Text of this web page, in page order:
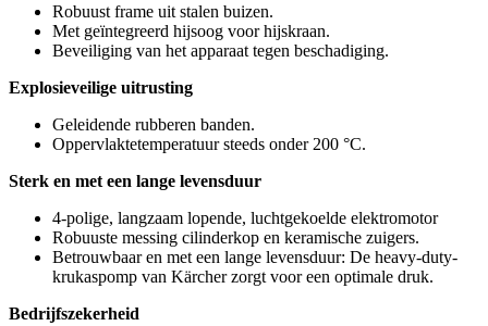
Robuust frame uit stalen buizen.
Met geïntegreerd hijsoog voor hijskraan.
Beveiliging van het apparaat tegen beschadiging.
Explosieveilige uitrusting
Geleidende rubberen banden.
Oppervlaktetemperatuur steeds onder 200 °C.
Sterk en met een lange levensduur
4-polige, langzaam lopende, luchtgekoelde elektromotor
Robuuste messing cilinderkop en keramische zuigers.
Betrouwbaar en met een lange levensduur: De heavy-duty-
krukaspomp van Kärcher zorgt voor een optimale druk.
Bedrijfszekerheid